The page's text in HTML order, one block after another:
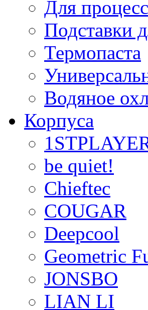
Для
Подставки
Термопаста
Водяное
Корпуса
be quiet!
Chieftec
COUGAR
Deepcool
Geometric
JONSBO
LIAN LI